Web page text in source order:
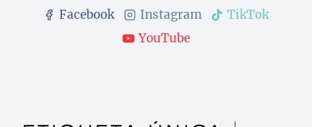
Facebook Instagram
TikTok
YouTube